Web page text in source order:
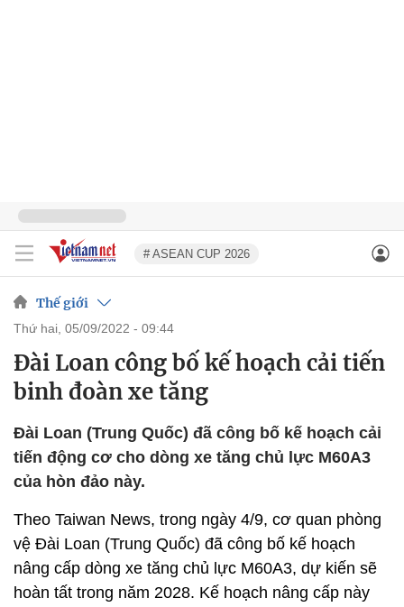
# ASEAN CUP 2026
Thế giới
thứ hai, 05/09/2022 - 09:44
Đài Loan công bố kế hoạch cải tiến
binh đoàn xe tăng
Đài Loan (Trung Quốc) đã công bố kế hoạch cải
tiến động cơ cho dòng xe tăng chủ lực M60A3
của hòn đảo này.
Theo Taiwan News, trong ngày 4/9, cơ quan phòng
vệ Đài Loan (Trung Quốc) đã công bố kế hoạch
nâng cấp dòng xe tăng chủ lực M60A3, dự kiến sẽ
hoàn tất trong năm 2028. Kế hoạch nâng cấp này